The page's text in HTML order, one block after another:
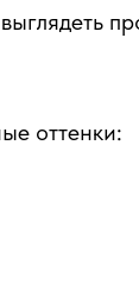
оттенки: